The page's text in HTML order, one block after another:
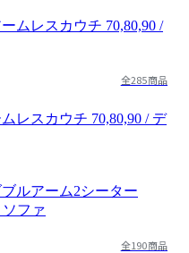
全285商品
レスカウチ 70,80,90 / デ
全190商品